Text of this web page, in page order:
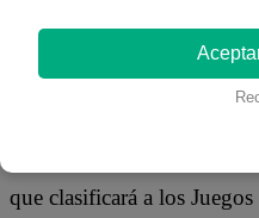
entradas para la etapa final.
Dos días antes de la
que clasificará a los